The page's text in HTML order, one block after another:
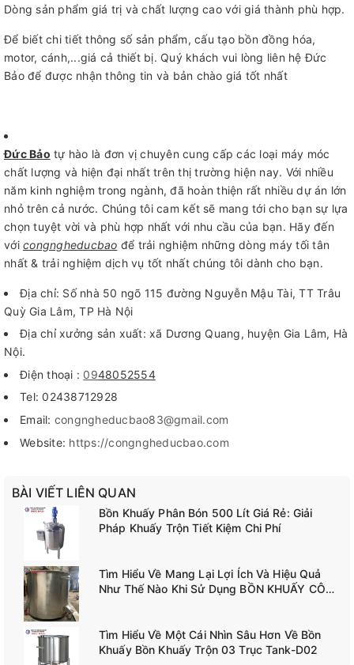
Dòng sản phẩm giá trị và chất lượng cao với giá thành phù hợp.
Để biết chi tiết thông số sản phẩm, cấu tạo bồn đồng hóa,
motor, cánh,...giá cả thiết bị. Quý khách vui lòng liên hệ Đức
Bảo để được nhận thông tin và bản chào giá tốt nhất
Đức Bảo tự hào là đơn vị chuyên cung cấp các loại máy móc
chất lượng và hiện đại nhất trên thị trường hiện nay. Với nhiều
năm kinh nghiệm trong ngành, đã hoàn thiện rất nhiều dự án lớn
nhỏ trên cả nước. Chúng tôi cam kết sẽ mang tới cho bạn sự lựa
chọn tuyệt vời và phù hợp nhất với nhu cầu của bạn. Hãy đến
với congngheducbao để trải nghiệm những dòng máy tối tân
nhất & trải nghiệm dịch vụ tốt nhất chúng tôi dành cho bạn.
Địa chỉ: Số nhà 50 ngõ 115 đường Nguyễn Mậu Tài, TT Trâu
Quỳ Gia Lâm, TP Hà Nội
Địa chỉ xưởng sản xuất: xã Dương Quang, huyện Gia Lâm, Hà
Nội.
Điện thoại : 0948052554
Tel: 02438712928
Email: congngheducbao83@gmail.com
Website: https://congngheducbao.com
BÀI VIẾT LIÊN QUAN
Bồn Khuấy Phân Bón 500 Lít Giá Rẻ: Giải
Pháp Khuấy Trộn Tiết Kiệm Chi Phí
Tìm Hiểu Về Mang Lại Lợi Ích Và Hiệu Quả
Như Thế Nào Khi Sử Dụng BỒN KHUẤY CÔNG
Tìm Hiểu Về Một Cái Nhìn Sâu Hơn Về Bồn
Khuấy Bồn Khuấy Trộn 03 Trục Tank-D02